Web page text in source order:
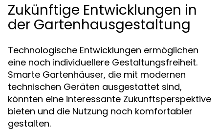
Zukünftige Entwicklungen in
der Gartenhausgestaltung
Technologische Entwicklungen ermöglichen
eine noch individuellere Gestaltungsfreiheit.
Smarte Gartenhäuser, die mit modernen
technischen Geräten ausgestattet sind,
könnten eine interessante Zukunftsperspektive
bieten und die Nutzung noch komfortabler
gestalten.